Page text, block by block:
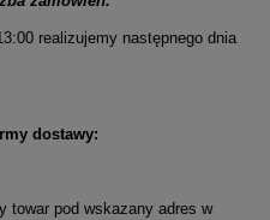
realizujemy następnego dnia
dostawy:
towar pod wskazany adres w